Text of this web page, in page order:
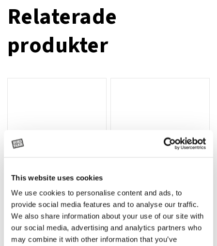
This website uses cookies
We use cookies to personalise content and ads, to
provide social media features and to analyse our traffic.
We also share information about your use of our site with
our social media, advertising and analytics partners who
may combine it with other information that you’ve
Relaterade
produkter
Lägg till i varukorg
Rotor, komplett med slagor
OR80013456G
(ex. moms)
Grön truckknapp
A00220
kr (ex. moms)